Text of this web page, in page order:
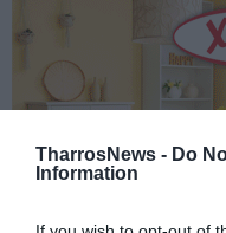
TharrosNews - Do
Information